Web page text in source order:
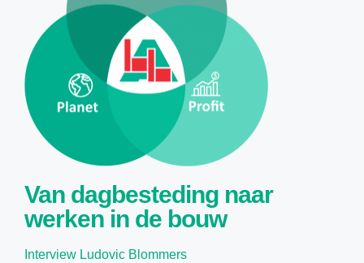
Van dagbesteding naar
werken in de bouw
Interview Ludovic Blommers